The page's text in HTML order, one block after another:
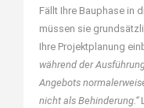
Fällt Ihre Bauphase in
müssen sie
Ihre Projektplanung
während der
Angebots
nicht als Behinderung.“